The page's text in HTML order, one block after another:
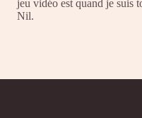
jeu vidéo est quand je suis
Nil.